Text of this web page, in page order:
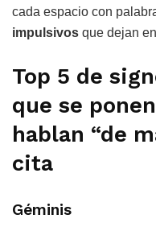
cada espacio con
impulsivos que dejan
Top 5 de
que se
hablan “de
cita
Géminis